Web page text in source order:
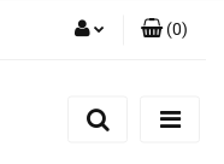
Zarejestruj się
(0)